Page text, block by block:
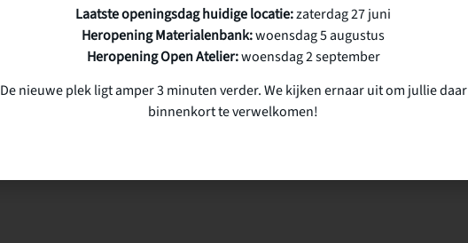
Laatste openingsdag huidige locatie:zaterdag 27 juni
Heropening Materialenbank:woensdag 5 augustus
Heropening Open Atelier:woensdag 2 september
De nieuwe plek ligt amper 3 minuten verder. We kijken ernaar uit om jullie daar
binnenkort te verwelkomen!